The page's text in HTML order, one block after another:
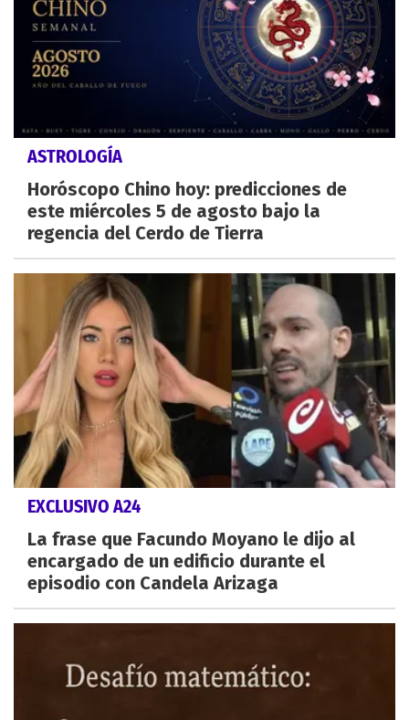
ASTROLOGÍA
Horóscopo Chino hoy: predicciones de
este miércoles 5 de agosto bajo la
regencia del Cerdo de Tierra
EXCLUSIVO A24
La frase que Facundo Moyano le dijo al
encargado de un edificio durante el
episodio con Candela Arizaga